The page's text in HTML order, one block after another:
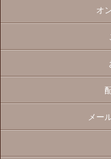
オ
メー